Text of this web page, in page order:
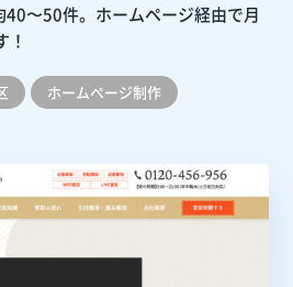
〜50件。ホームページ経由で月
ホームぺージ制作